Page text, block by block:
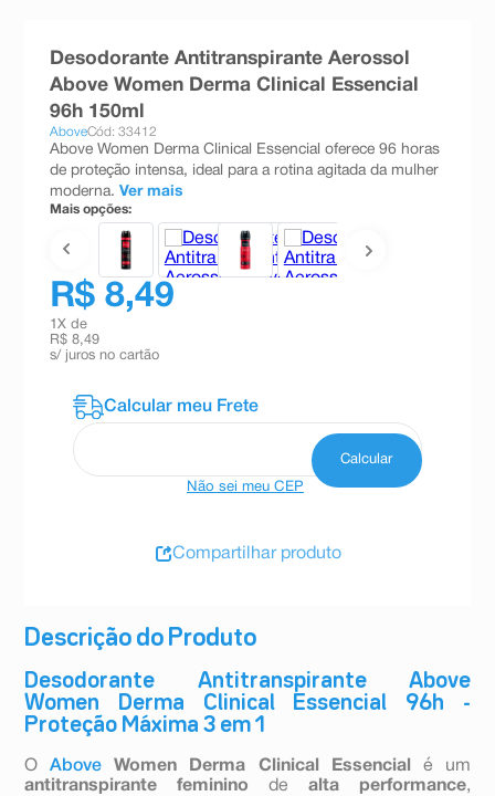
Descrição do Produto
Desodorante Antitranspirante Above
Women Derma Clinical Essencial 96h -
Proteção Máxima 3 em 1
OAboveWomen Derma Clinical Essencial
é um
antitranspirante feminino de alta performance,
Desodorante Antitranspirante Aerossol
Above Women Derma Clinical Essencial
96h 150ml
AboveCód: 33412
Above Women Derma Clinical Essencial oferece 96 horas
de proteção intensa, ideal para a rotina agitada da mulher
moderna. Ver mais
Mais opções:
R$ 8,49
1 X de
R$ 8,49
s/ juros no cartão
Não sei meu CEP
Compartilhar produto
esmalte
10ºabsorvente